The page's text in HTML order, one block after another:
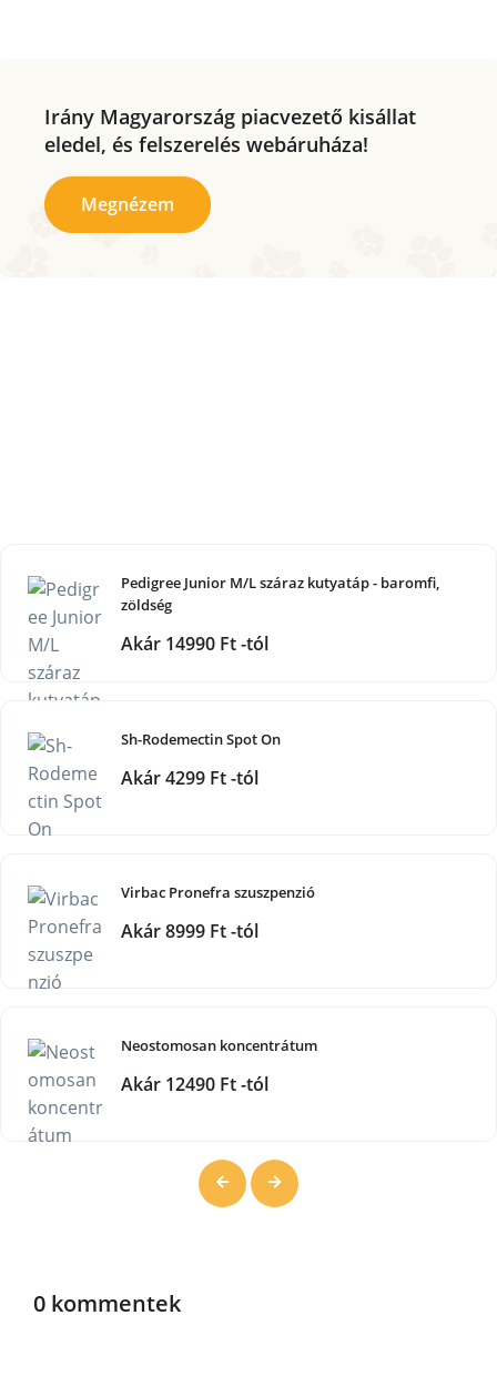
Irány Magyarország piacvezető kisállat
eledel, és felszerelés webáruháza!
Megnézem
Pedigree Junior M/L száraz kutyatáp - baromfi,
zöldség
Akár 14990 Ft -tól
Sh-Rodemectin Spot On
Akár 4299 Ft -tól
Virbac Pronefra szuszpenzió
Akár 8999 Ft -tól
Neostomosan koncentrátum
Akár 12490 Ft -tól
0 kommentek